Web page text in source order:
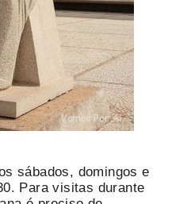
sábados, domingos e
Para visitas durante